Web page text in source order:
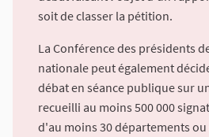
soit de classer la pétition.
La Conférence des présidents
nationale peut également
débat en séance publique sur
recueilli au moins 500 000
d'au moins 30 départements